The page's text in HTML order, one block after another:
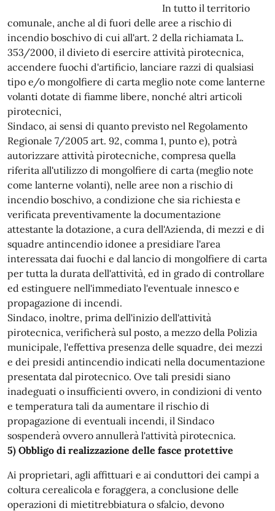
In tutto il territorio
comunale, anche al di fuori delle aree a rischio di
incendio boschivo di cui all'art. 2 della richiamata L.
353/2000, il divieto di esercire attività pirotecnica,
accendere fuochi d'artificio, lanciare razzi di qualsiasi
tipo e/o mongolfiere di carta meglio note come lanterne
volanti dotate di fiamme libere, nonché altri articoli
pirotecnici,
Sindaco, ai sensi di quanto previsto nel Regolamento
Regionale 7/2005 art. 92, comma 1, punto e), potrà
autorizzare attività pirotecniche, compresa quella
riferita all'utilizzo di mongolfiere di carta (meglio note
come lanterne volanti), nelle aree non a rischio di
incendio boschivo, a condizione che sia richiesta e
verificata preventivamente la documentazione
attestante la dotazione, a cura dell'Azienda, di mezzi e di
squadre antincendio idonee a presidiare l'area
interessata dai fuochi e dal lancio di mongolfiere di carta
per tutta la durata dell'attività, ed in grado di controllare
ed estinguere nell'immediato l'eventuale innesco e
propagazione di incendi.
Sindaco, inoltre, prima dell'inizio dell'attività
pirotecnica, verificherà sul posto, a mezzo della Polizia
municipale, l'effettiva presenza delle squadre, dei mezzi
e dei presidi antincendio indicati nella documentazione
presentata dal pirotecnico. Ove tali presidi siano
inadeguati o insufficienti ovvero, in condizioni di vento
e temperatura tali da aumentare il rischio di
propagazione di eventuali incendi, il Sindaco
sospenderà ovvero annullerà l'attività pirotecnica.
5) Obbligo di realizzazione delle fasce protettive
Ai proprietari, agli affittuari e ai conduttori dei campi a
coltura cerealicola e foraggera, a conclusione delle
operazioni di mietitrebbiatura o sfalcio, devono